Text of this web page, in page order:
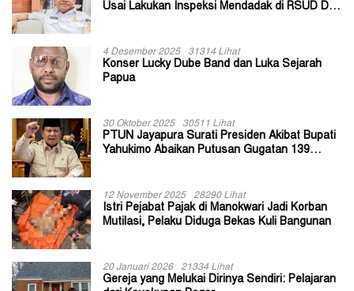
Usai Lakukan Inspeksi Mendadak di RSUD Dok
4 Desember 2025 31314 Lihat
Konser Lucky Dube Band dan Luka Sejarah
Papua
30 Oktober 2025 30511 Lihat
PTUN Jayapura Surati Presiden Akibat Bupati
Yahukimo Abaikan Putusan Gugatan 139
12 November 2025 28290 Lihat
Istri Pejabat Pajak di Manokwari Jadi Korban
Mutilasi, Pelaku Diduga Bekas Kuli Bangunan
20 Januari 2026 21334 Lihat
Gereja yang Melukai Dirinya Sendiri: Pelajaran